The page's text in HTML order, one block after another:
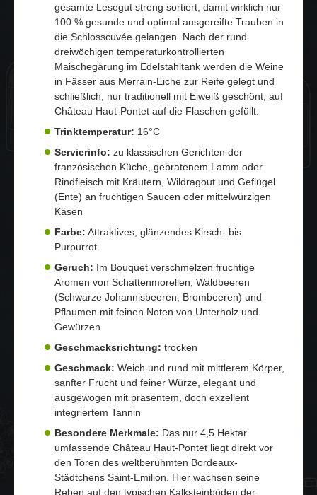
gesamte Lesegut streng sortiert, damit wirklich nur
100 % gesunde und optimal ausgereifte Trauben in
die Schlosscuvée gelangen. Nach der rund
dreiwöchigen temperaturkontrollierten
Maischegärung im Edelstahltank werden die Weine
in Fässer aus Merrain-Eiche zur Reife gelegt und
schließlich, nur traditionell mit Eiweiß geschönt, auf
Château Haut-Pontet auf die Flaschen gefüllt.
Trinktemperatur: 16°C
Servierinfo: zu klassischen Gerichten der
französischen Küche, gebratenem Lamm oder
Rindfleisch mit Kräutern, Wildragout und Geflügel
(Ente) an fruchtigen Saucen oder mittelwürzigen
Käsen
Farbe: Attraktives, glänzendes Kirsch- bis
Purpurrot
Geruch: Im Bouquet verschmelzen fruchtige
Aromen von Schattenmorellen, Waldbeeren
(Schwarze Johannisbeeren, Brombeeren) und
Pflaumen mit feinen Noten von Unterholz und
Gewürzen
Geschmacksrichtung: trocken
Geschmack: Weich und rund mit mittlerem Körper,
sanfter Frucht und feiner Würze, elegant und
ausgewogen mit präsentem, doch exzellent
integriertem Tannin
Besondere Merkmale: Das nur 4,5 Hektar
umfassende Château Haut-Pontet liegt direkt vor
den Toren des weltberühmten Bordeaux-
Städtchens Saint-Emilion. Hier wachsen seine
Reben auf den typischen Kalksteinböden der